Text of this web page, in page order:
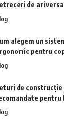
de
alegem un
pentru
de construcție
pentru